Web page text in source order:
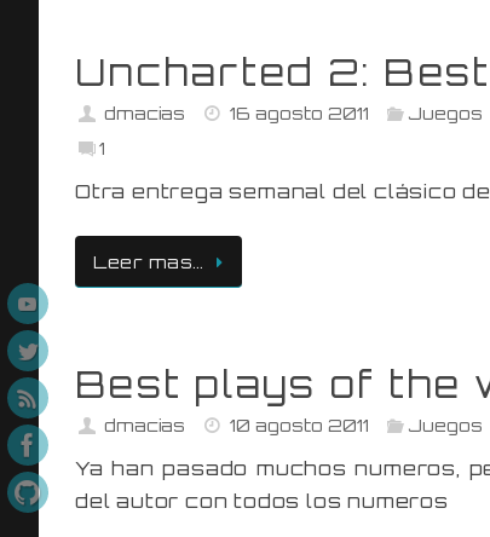
Uncharted 2:
dmacias 16 agosto 2011 Juegos
1
Otra entrega semanal del clásico
Leer mas…
Best plays of the
dmacias 10 agosto 2011 Juegos
Ya han pasado muchos numeros,
del autor con todos los numeros